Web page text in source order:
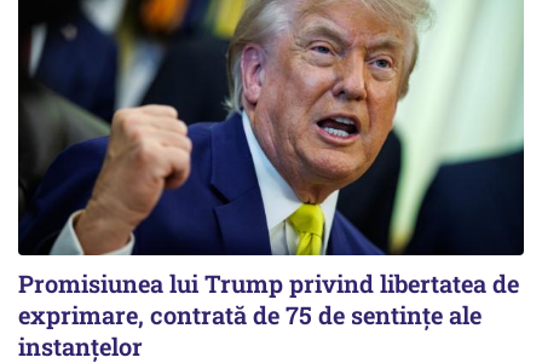
Promisiunea lui Trump privind libertatea de
exprimare, contrată de 75 de sentințe ale
instanțelor